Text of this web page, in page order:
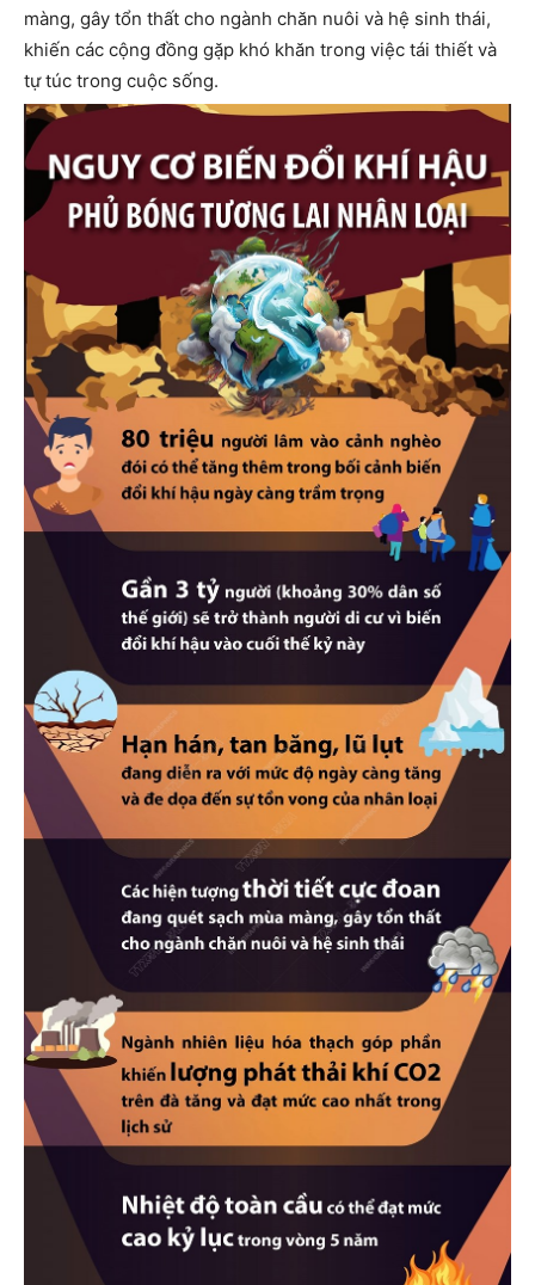
màng, gây tổn thất cho ngành chăn nuôi và hệ sinh thái,
khiến các cộng đồng gặp khó khăn trong việc tái thiết và
tự túc trong cuộc sống.